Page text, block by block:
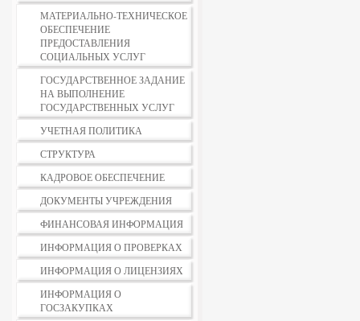
МАТЕРИАЛЬНО-ТЕХНИЧЕСКОЕ
ОБЕСПЕЧЕНИЕ
ПРЕДОСТАВЛЕНИЯ
СОЦИАЛЬНЫХ УСЛУГ
ГОСУДАРСТВЕННОЕ ЗАДАНИЕ
НА ВЫПОЛНЕНИЕ
ГОСУДАРСТВЕННЫХ УСЛУГ
УЧЕТНАЯ ПОЛИТИКА
СТРУКТУРА
КАДРОВОЕ ОБЕСПЕЧЕНИЕ
ДОКУМЕНТЫ УЧРЕЖДЕНИЯ
ФИНАНСОВАЯ ИНФОРМАЦИЯ
ИНФОРМАЦИЯ О ПРОВЕРКАХ
ИНФОРМАЦИЯ О ЛИЦЕНЗИЯХ
ИНФОРМАЦИЯ О
ГОСЗАКУПКАХ